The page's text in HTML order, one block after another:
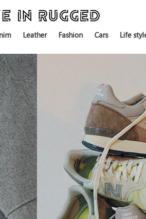
Leather Fashion Cars Life